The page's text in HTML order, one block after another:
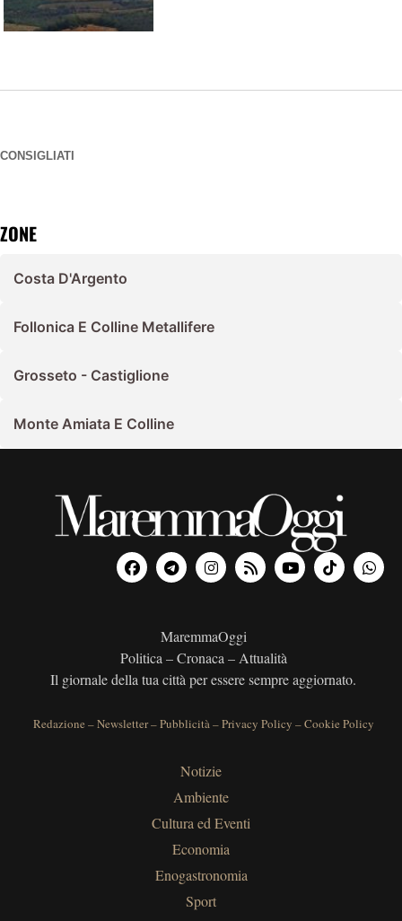
CONSIGLIATI
ZONE
Costa D'Argento
Follonica E Colline Metallifere
Grosseto - Castiglione
Monte Amiata E Colline
MaremmaOggi
Politica – Cronaca – Attualità
Il giornale della tua città per essere sempre aggiornato.
Redazione –Newsletter–Pubblicità–Privacy Policy –Cookie Policy
Notizie
Ambiente
Cultura ed Eventi
Economia
Enogastronomia
Sport